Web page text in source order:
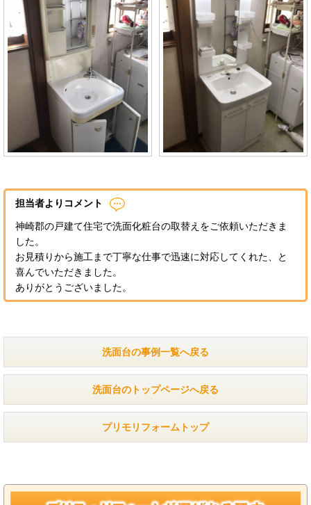
担当者よりコメント
神崎郡の戸建て住宅で洗面化粧台の取替えをご依頼いただきま
した。
お見積りから施工まで丁寧な仕事で迅速に対応してくれた、と
喜んでいただきました。
ありがとうございました。
洗面台の事例一覧へ戻る
洗面台のトップページへ戻る
プリモリフォームトップ